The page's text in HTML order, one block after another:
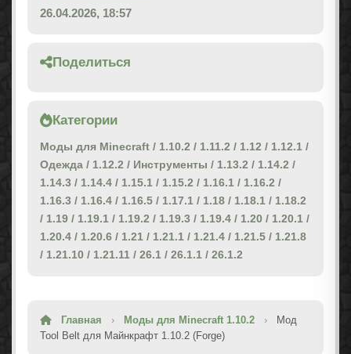
26.04.2026, 18:57
Поделиться
Категории
Моды для Minecraft / 1.10.2 / 1.11.2 / 1.12 / 1.12.1 /
Одежда / 1.12.2 / Инструменты / 1.13.2 / 1.14.2 /
1.14.3 / 1.14.4 / 1.15.1 / 1.15.2 / 1.16.1 / 1.16.2 /
1.16.3 / 1.16.4 / 1.16.5 / 1.17.1 / 1.18 / 1.18.1 / 1.18.2
/ 1.19 / 1.19.1 / 1.19.2 / 1.19.3 / 1.19.4 / 1.20 / 1.20.1 /
1.20.4 / 1.20.6 / 1.21 / 1.21.1 / 1.21.4 / 1.21.5 / 1.21.8
/ 1.21.10 / 1.21.11 / 26.1 / 26.1.1 / 26.1.2
Главная › Моды для Minecraft 1.10.2 ›
Мод
Tool Belt для Майнкрафт 1.10.2 (Forge)